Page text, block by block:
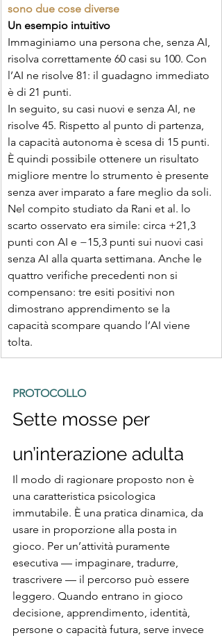
sono due cose diverse
Un esempio intuitivo
Immaginiamo una persona che, senza AI,
risolva correttamente 60 casi su 100. Con
l’AI ne risolve 81: il guadagno immediato
è di 21 punti.
In seguito, su casi nuovi e senza AI, ne
risolve 45. Rispetto al punto di partenza,
la capacità autonoma è scesa di 15 punti.
È quindi possibile ottenere un risultato
migliore mentre lo strumento è presente
senza aver imparato a fare meglio da soli.
Nel compito studiato da Rani et al. lo
scarto osservato era simile: circa +21,3
punti con AI e −15,3 punti sui nuovi casi
senza AI alla quarta settimana. Anche le
quattro verifiche precedenti non si
compensano: tre esiti positivi non
dimostrano apprendimento se la
capacità scompare quando l’AI viene
tolta.
PROTOCOLLO
Sette mosse per
un’interazione adulta
Il modo di ragionare proposto non è
una caratteristica psicologica
immutabile. È una pratica dinamica, da
usare in proporzione alla posta in
gioco. Per un’attività puramente
esecutiva — impaginare, tradurre,
trascrivere — il percorso può essere
leggero. Quando entrano in gioco
decisione, apprendimento, identità,
persone o capacità futura, serve invece